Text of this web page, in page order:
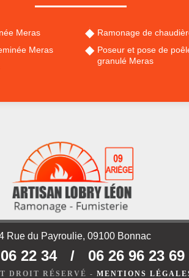
Meras
Meras
Ramonage de
Poseur et pose de
granulé Meras
Rue du Payroulie, 09100 Bonnac
22 34 / 06 26 96 23 69
DROIT RÉSERVÉ - MENTIONS